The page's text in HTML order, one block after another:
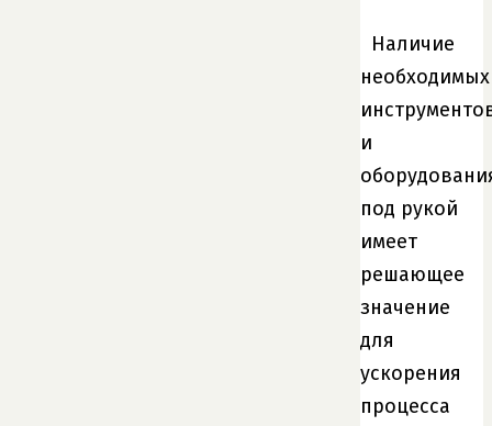
Наличие
необходимых
и
под рукой
имеет
решающее
значение
для
ускорения
процесса